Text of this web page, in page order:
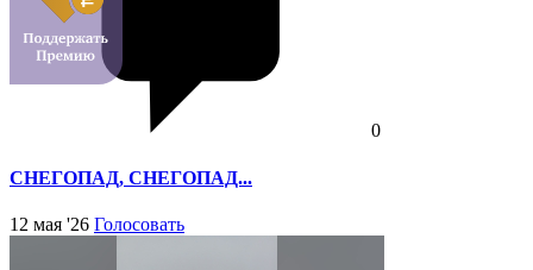
0
СНЕГОПАД, СНЕГОПАД...
12 мая '26 Голосовать